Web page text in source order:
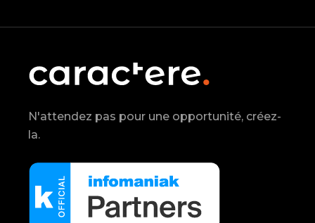
N'attendez pas pour une opportunité, créez-
la.